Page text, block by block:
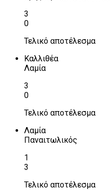
3
0
Τελικό αποτέλεσμα
Καλλιθέα
Λαμία
3
0
Τελικό αποτέλεσμα
Λαμία
Παναιτωλικός
1
3
Τελικό αποτέλεσμα